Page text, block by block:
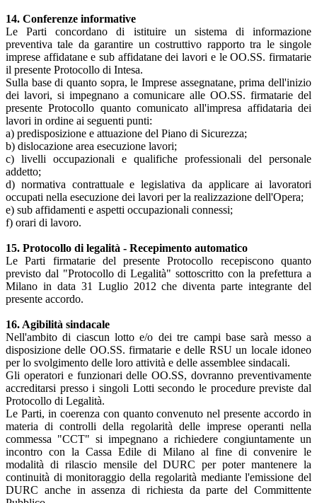
14. Conferenze informative
Le Parti concordano di istituire un sistema di informazione
preventiva tale da garantire un costruttivo rapporto tra le singole
imprese affidatane e sub affidatane dei lavori e le OO.SS. firmatarie
il presente Protocollo di Intesa.
Sulla base di quanto sopra, le Imprese assegnatane, prima dell'inizio
dei lavori, si impegnano a comunicare alle OO.SS. firmatarie del
presente Protocollo quanto comunicato all'impresa affidataria dei
lavori in ordine ai seguenti punti:
a) predisposizione e attuazione del Piano di Sicurezza;
b) dislocazione area esecuzione lavori;
c) livelli occupazionali e qualifiche professionali del personale
addetto;
d) normativa contrattuale e legislativa da applicare ai lavoratori
occupati nella esecuzione dei lavori per la realizzazione dell'Opera;
e) sub affidamenti e aspetti occupazionali connessi;
f) orari di lavoro.
15. Protocollo di legalità - Recepimento automatico
Le Parti firmatarie del presente Protocollo recepiscono quanto
previsto dal "Protocollo di Legalità" sottoscritto con la prefettura a
Milano in data 31 Luglio 2012 che diventa parte integrante del
presente accordo.
16. Agibilità sindacale
Nell'ambito di ciascun lotto e/o dei tre campi base sarà messo a
disposizione delle OO.SS. firmatarie e delle RSU un locale idoneo
per lo svolgimento delle loro attività e delle assemblee sindacali.
Gli operatori e funzionari delle OO.SS, dovranno preventivamente
accreditarsi presso i singoli Lotti secondo le procedure previste dal
Protocollo di Legalità.
Le Parti, in coerenza con quanto convenuto nel presente accordo in
materia di controlli della regolarità delle imprese operanti nella
commessa "CCT" si impegnano a richiedere congiuntamente un
incontro con la Cassa Edile di Milano al fine di convenire le
modalità di rilascio mensile del DURC per poter mantenere la
continuità di monitoraggio della regolarità mediante l'emissione del
DURC anche in assenza di richiesta da parte del Committente